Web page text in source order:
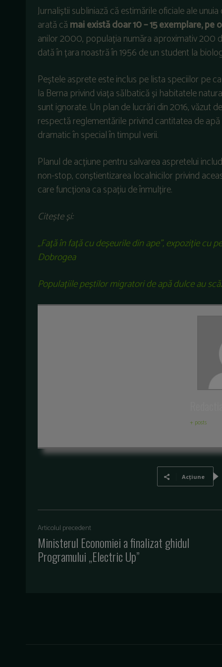
Jurnaliștii subliniază că estimările oficiale ale
arată cămai există doar 10 – 15 exemplare,
anilor 2000, populația număra aproximativ 200
dată în țara noastră în 1956 de un student la
Peștele asprete este inclus pe lista speciilor pe
la Berna privind viața sălbatică și habitatele
sunt ignorate. Un plan de lucrări din 2016, văzut
respectă reglementările privind cantitatea de
dramatic în special în timpul verii.
Planul de acțiune pentru salvarea aspretelui
non-stop, conștientizarea localnicilor privind
care funcționa ca spațiu de înmulțire.
Citește și:
„Față în față cu deșeurile din ape”, expoziție cu
Dobrogea
Populațiile peștilor migratori de apă dulce au
+ posts
Acțiune
Articolul precedent
Ministerul Economiei a finalizat ghidul
Programului „Electric Up”